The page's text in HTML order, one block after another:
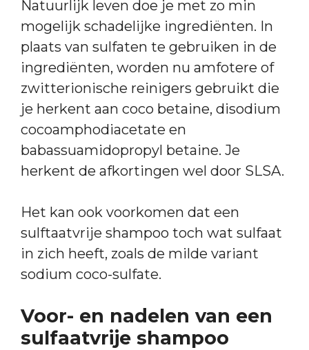
Natuurlijk leven doe je met zo min
mogelijk schadelijke ingrediënten. In
plaats van sulfaten te gebruiken in de
ingrediënten, worden nu amfotere of
zwitterionische reinigers gebruikt die
je herkent aan coco betaine, disodium
cocoamphodiacetate en
babassuamidopropyl betaine. Je
herkent de afkortingen wel door SLSA.
Het kan ook voorkomen dat een
sulftaatvrije shampoo toch wat sulfaat
in zich heeft, zoals de milde variant
sodium coco-sulfate.
Voor- en nadelen van een
sulfaatvrije shampoo